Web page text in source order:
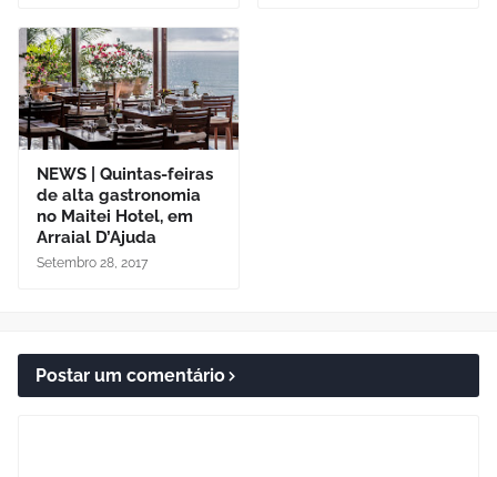
NEWS | Quintas-feiras
de alta gastronomia
no Maitei Hotel, em
Arraial D’Ajuda
Setembro 28, 2017
Postar um comentário